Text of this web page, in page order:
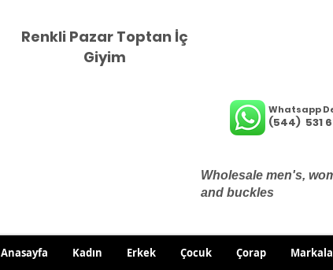
Renkli Pazar Toptan İç
Giyim
Whatsapp
(544) 531
Wholesale men's,
and buckles
Anasayfa Kadın Erkek Çocuk Çorap